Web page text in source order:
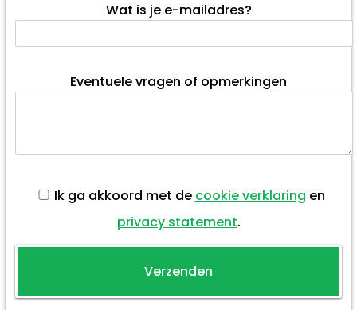
Wat is je e-mailadres?
Eventuele vragen of opmerkingen
Ik ga akkoord met de cookie verklaring en
privacy statement.